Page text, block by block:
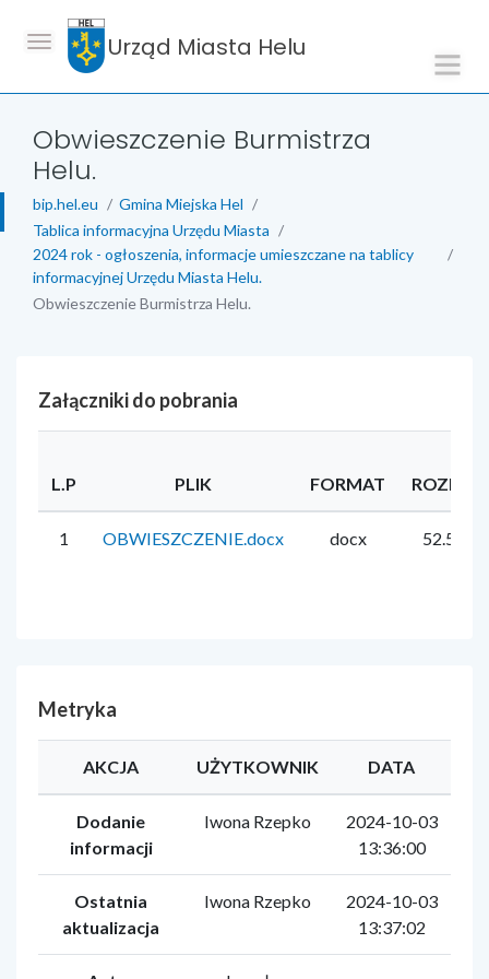
Urząd Miasta Helu
Obwieszczenie Burmistrza
Helu.
bip.hel.eu
Gmina Miejska Hel
Tablica informacyjna Urzędu Miasta
2024 rok - ogłoszenia, informacje umieszczane na tablicy
informacyjnej Urzędu Miasta Helu.
Obwieszczenie Burmistrza Helu.
Załączniki do pobrania
L.P PLIK FORMAT
1 OBWIESZCZENIE.docx docx 52.5 KB
Metryka
AKCJA UŻYTKOWNIK DATA
Dodanie
informacji
Iwona Rzepko
2024-10-03
13:36:00
Ostatnia
aktualizacja
Iwona Rzepko
2024-10-03
13:37:02